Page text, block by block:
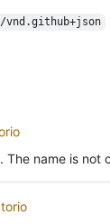
The name is not